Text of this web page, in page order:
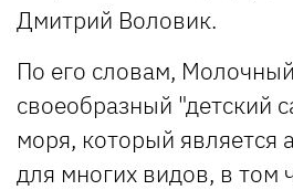
Дмитрий Воловик.
По его словам,
своеобразный "детский
моря, который является
для многих видов, в том